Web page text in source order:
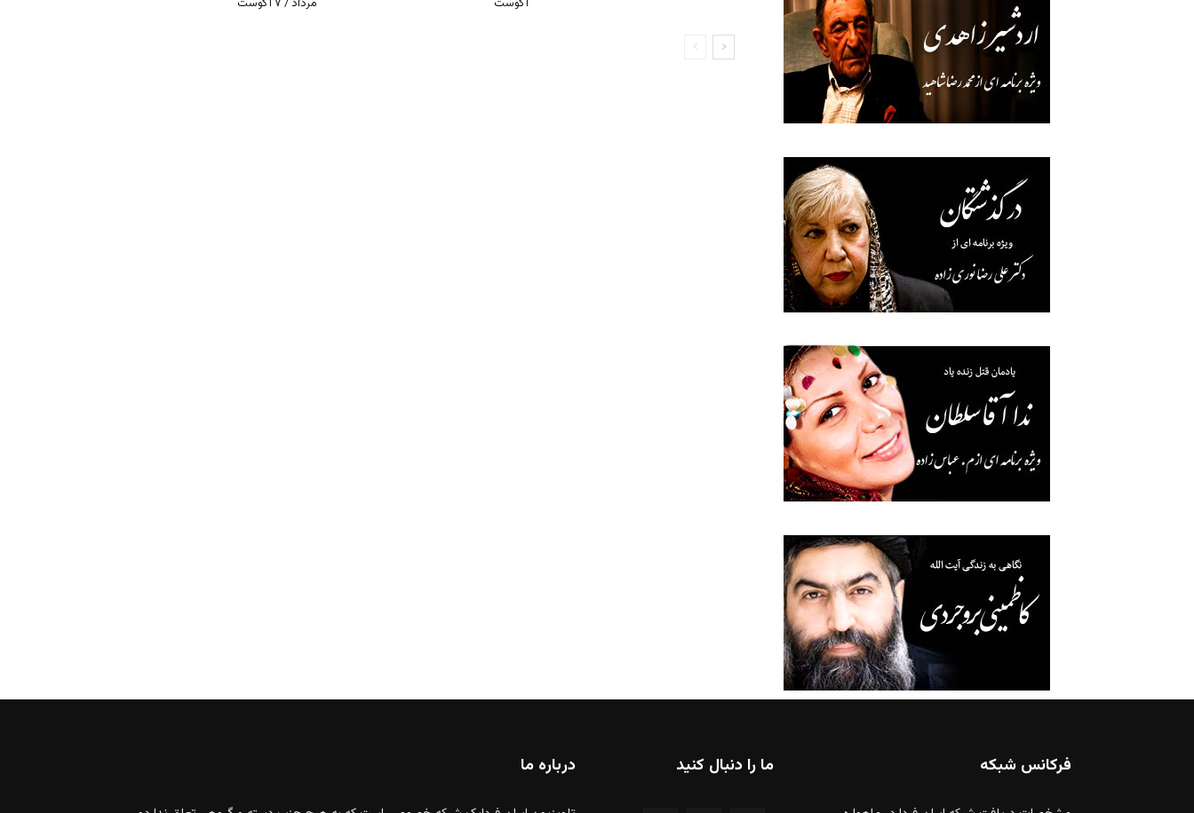
فرکانس شبکه ما را دنبال کنید درباره ما